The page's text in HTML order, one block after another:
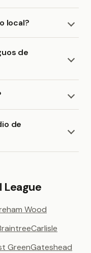
local?
de
de
Wood
Carlisle
GreenGateshead